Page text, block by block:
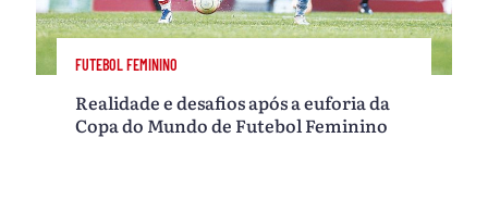
FUTEBOL FEMININO
Realidade e desafios após a euforia da
Copa do Mundo de Futebol Feminino